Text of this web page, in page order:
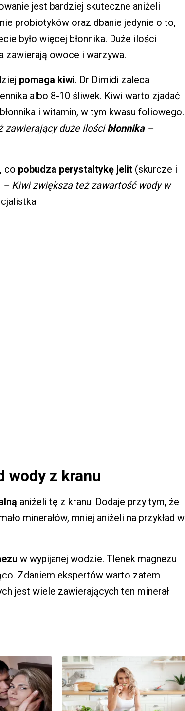
jest bardziej skuteczne aniżeli
probiotyków oraz dbanie jedynie o to,
było więcej błonnika. Duże ilości
zawierają owoce i warzywa.
pomaga kiwi. Dr Dimidi zaleca
albo 8-10 śliwek. Kiwi warto zjadać
i witamin, w tym kwasu foliowego.
zawierający duże ilościbłonnika–
co pobudza perystaltykę jelit (skurcze i
– Kiwi zwiększa też zawartość wody w
wody z kranu
aniżeli tę z kranu. Dodaje przy tym, że
minerałów, mniej aniżeli na przykład w
w wypijanej wodzie. Tlenek magnezu
Zdaniem ekspertów warto zatem
jest wiele zawierających ten minerał